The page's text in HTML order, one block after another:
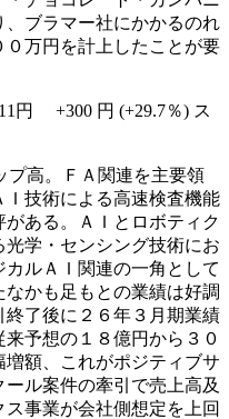
ブラマー社にかかるのれ
万円を計上したことが要
円 +300 円 (+29.7％) ス
プ高。ＦＡ関連を主要領
技術による高速検査機能
ある。ＡＩとロボティク
学・センシング技術にお
ルＡＩ関連の一角として
かも足もとの業績は好調
了後に２６年３月期業績
予想の１８億円から３０
額、これがポジティブサ
ル案件の牽引で売上高及
事業が会社側想定を上回